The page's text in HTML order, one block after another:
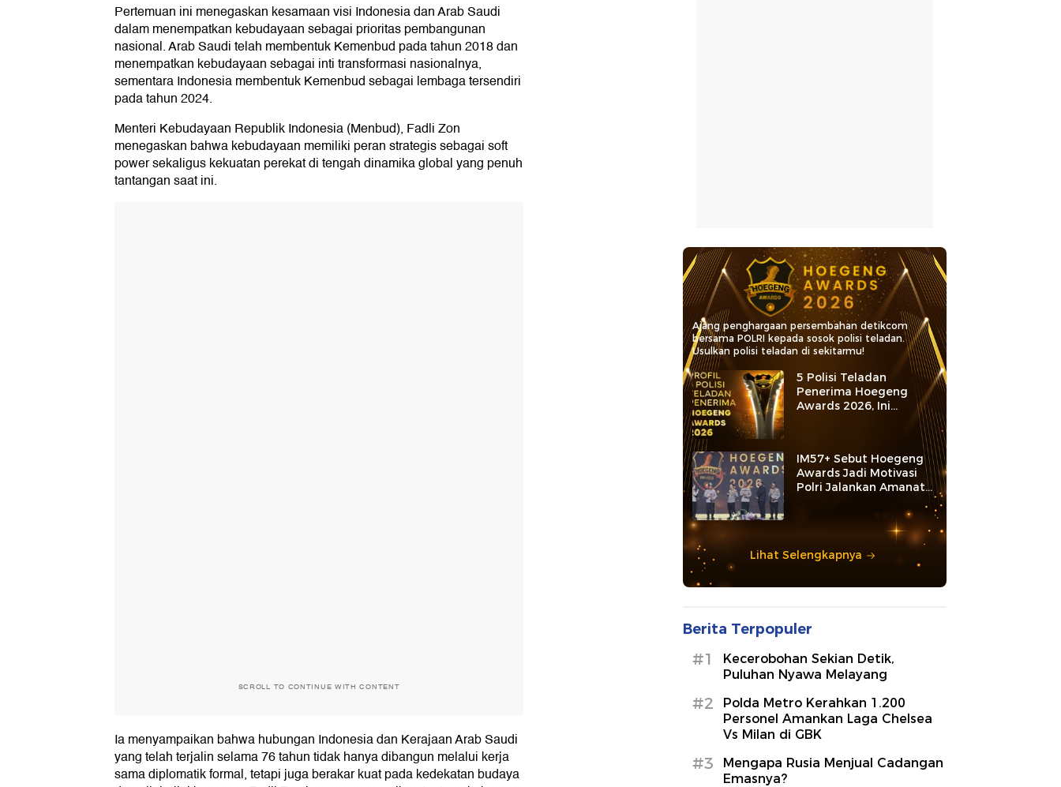
Pertemuan ini menegaskan kesamaan visi Indonesia dan Arab Saudi
dalam menempatkan kebudayaan sebagai prioritas pembangunan
nasional. Arab Saudi telah membentuk Kemenbud pada tahun 2018 dan
menempatkan kebudayaan sebagai inti transformasi nasionalnya,
sementara Indonesia membentuk Kemenbud sebagai lembaga tersendiri
pada tahun 2024.
Menteri Kebudayaan Republik Indonesia (Menbud), Fadli Zon
menegaskan bahwa kebudayaan memiliki peran strategis sebagai soft
power sekaligus kekuatan perekat di tengah dinamika global yang penuh
tantangan saat ini.
SCROLL TO CONTINUE WITH CONTENT
Ia menyampaikan bahwa hubungan Indonesia dan Kerajaan Arab Saudi
yang telah terjalin selama 76 tahun tidak hanya dibangun melalui kerja
sama diplomatik formal, tetapi juga berakar kuat pada kedekatan budaya
Ajang penghargaan persembahan detikcom
bersama POLRI kepada sosok polisi teladan.
Usulkan polisi teladan di sekitarmu!
5 Polisi Teladan
Penerima Hoegeng
Awards 2026, Ini
Kategori dan Kiprahnya
IM57+ Sebut Hoegeng
Awards Jadi Motivasi
Polri Jalankan Amanat
Lihat Selengkapnya
Berita Terpopuler
#1
Kecerobohan Sekian Detik,
Puluhan Nyawa Melayang
#2
Polda Metro Kerahkan 1.200
Personel Amankan Laga Chelsea
Vs Milan di GBK
#3
Mengapa Rusia Menjual Cadangan
Emasnya?